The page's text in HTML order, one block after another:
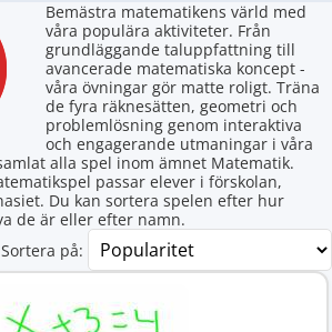
Bemästra matematikens värld med
våra populära aktiviteter. Från
grundläggande taluppfattning till
avancerade matematiska koncept -
våra övningar gör matte roligt. Träna
de fyra räknesätten, geometri och
problemlösning genom interaktiva
och engagerande utmaningar i våra
alla spel inom ämnet Matematik.
passar elever i förskolan,
Du kan sortera spelen efter hur
de är eller efter namn.
Sortera på: